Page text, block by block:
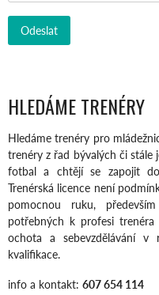
HLEDÁME TRENÉRY
Hledáme trenéry pro
trenéry z řad bývalých či
fotbal a chtějí se zapojit
Trenérská licence není
pomocnou ruku,
potřebných k profesi trenéra
ochota a sebevzdělávání v
kvalifikace.
info a kontakt: 607 654 114